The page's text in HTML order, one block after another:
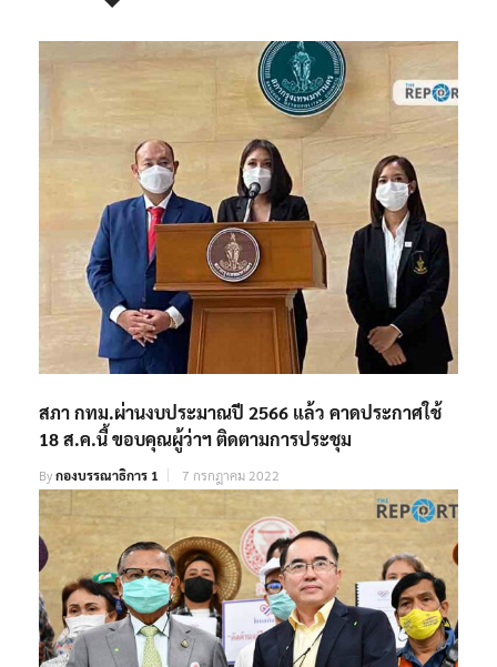
สภา กทม.ผ่านงบประมาณปี 2566 แล้ว คาดประกาศใช้
18 ส.ค.นี้ ขอบคุณผู้ว่าฯ ติดตามการประชุม
Byกองบรรณาธิการ 1 7 กรกฎาคม 2022